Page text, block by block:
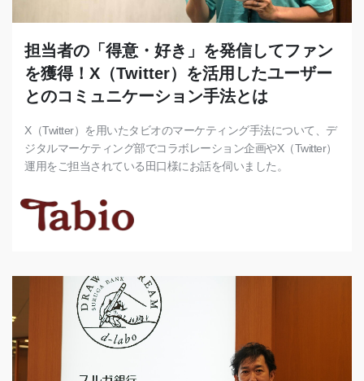
担当者の「得意・好き」を発信してファン
を獲得！X（Twitter）を活用したユーザー
とのコミュニケーション手法とは
X（Twitter）を用いたタビオのマーケティング手法について、デ
ジタルマーケティング部でコラボレーション企画やX（Twitter）
運用をご担当されている田口様にお話を伺いました。